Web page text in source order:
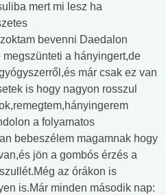
mert mi lesz ha
bevenni Daedalon
a hányingert,de
már csak ez van
is hogy nagyon rosszul
a folyamatos
bebeszélem magamnak hogy
jön a gombós érzés a
az órákon is
is.Már minden második nap: